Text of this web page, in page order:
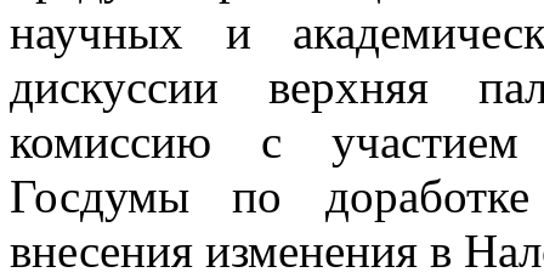
научных и
дискуссии верхняя
комиссию с участием
Госдумы по доработке
внесения изменения в